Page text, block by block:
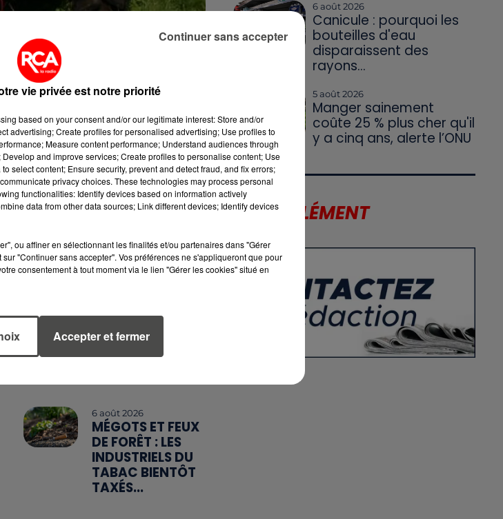
du vignoble nantais vient
à 3 km/h et
le problème récurrent de la
àMouzillon, la machine
à sa vigne.
les vignes n'est autorisée que pour
les vinsd'appellation contrôlée.
6 août 2026
MÉGOTS ET FEUX
DE FORÊT : LES
INDUSTRIELS DU
TABAC BIENTÔT
TAXÉS...
6 août 2026
Canicule : pourquoi les
bouteilles d'eau
disparaissent des
rayons...
5 août 2026
Manger sainement
coûte 25 % plus cher qu'il
y a cinq ans, alerte l’ONU
LE SUPPLÉMENT
vie privée est notre priorité
based on your consent and/or our legitimate interest: Store and/or
advertising; Create profiles for personalised advertising; Use profiles to
Measure content performance; Understand audiences through
and improve services; Create profiles to personalise content; Use
select content; Ensure security, prevent and detect fraud, and fix errors;
privacy choices. These technologies may process personal
functionalities: Identify devices based on information actively
data from other data sources; Link different devices; Identify devices
ou affiner en sélectionnant les finalités et/ou partenaires dans "Gérer
"Continuer sans accepter". Vos préférences ne s'appliqueront que pour
consentement à tout moment via le lien "Gérer les cookies" situé en
Accepter et fermer
Continuer sans accepter